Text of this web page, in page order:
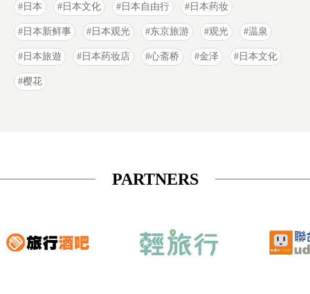
日本 日本文化 日本自由行 日本药妆
日本新鲜事 日本观光 东京旅游 观光 温泉
日本旅遊 日本药妆店 心斋桥 金泽 日本文化
樱花
PARTNERS